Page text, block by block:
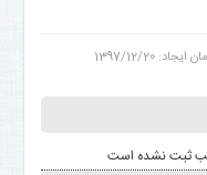
زمان ایجاد: 1397/12/20
ثبت نشده است